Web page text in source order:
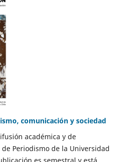
comunicación y sociedad
académica y de
Periodismo de la Universidad
es semestral y está